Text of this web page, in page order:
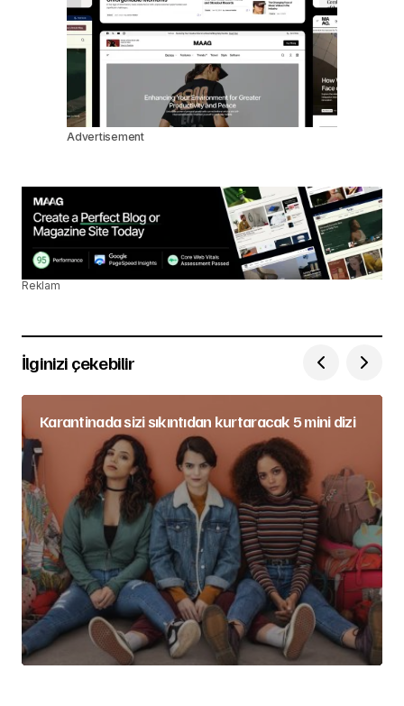
Advertisement
Reklam
İlginizi çekebilir
Karantinada sizi sıkıntıdan kurtaracak 5 mini dizi